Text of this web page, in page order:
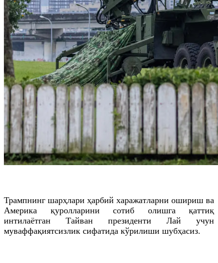
Трампнинг шарҳлари ҳарбий харажатларни ошириш ва
Америка қуролларини сотиб олишга қаттиқ
интилаётган Тайван президенти Лай учун
муваффақиятсизлик сифатида кўрилиши шубҳасиз.